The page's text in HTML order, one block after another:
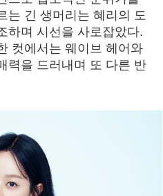
는 긴 생머리는 혜리의 도
하며 시선을 사로잡았다.
컷에서는 웨이브 헤어와
력을 드러내며 또 다른 반